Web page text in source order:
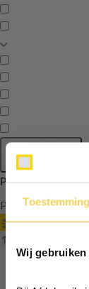
Toestemming
Wij gebruiken
Apply filters
Producten
Producten
Filter
Schrijf je in